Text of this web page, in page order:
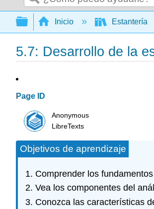
Buscar
Expandir/contraer
Inicio Estantería
5.7: Desarrollo de la
Page ID
Anonymous
LibreTexts
Objetivos de aprendizaje
Comprender los
Vea los componentes del
Conozca las características